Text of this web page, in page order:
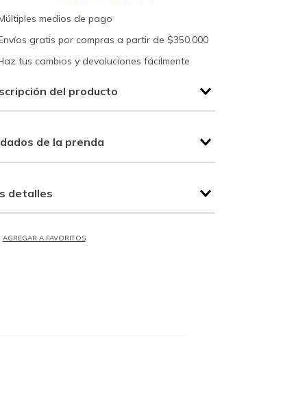
medios de pago
gratis por compras a partir de $350.000
tus cambios y devoluciones fácilmente
del producto
de la prenda
detalles